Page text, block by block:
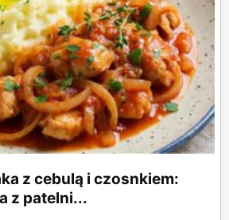
z cebulą i czosnkiem:
z patelni...